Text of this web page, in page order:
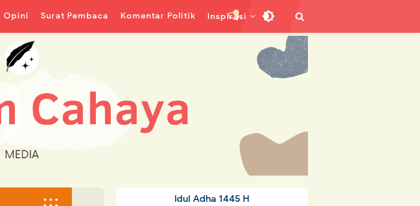
Opini Surat Pembaca Komentar Politik Inspirasi
Idul Adha 1445 H